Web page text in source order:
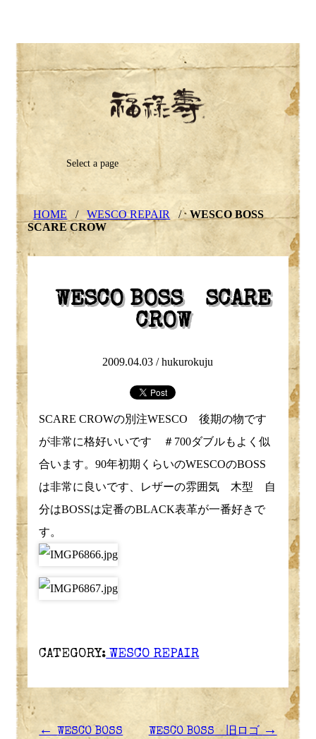
Select a page
HOME / WESCO REPAIR / WESCO BOSS
SCARE CROW
WESCO BOSS SCARE
CROW
2009.04.03 /hukurokuju
SCARE CROWの別注WESCO 後期の物です
が非常に格好いいです ＃700ダブルもよく似
合います。90年初期くらいのWESCOのBOSS
は非常に良いです、レザーの雰囲気 木型 自
分はBOSSは定番のBLACK表革が一番好きで
す。
CATEGORY:WESCO REPAIR
←WESCO BOSS WESCO BOSS 旧ロゴ →